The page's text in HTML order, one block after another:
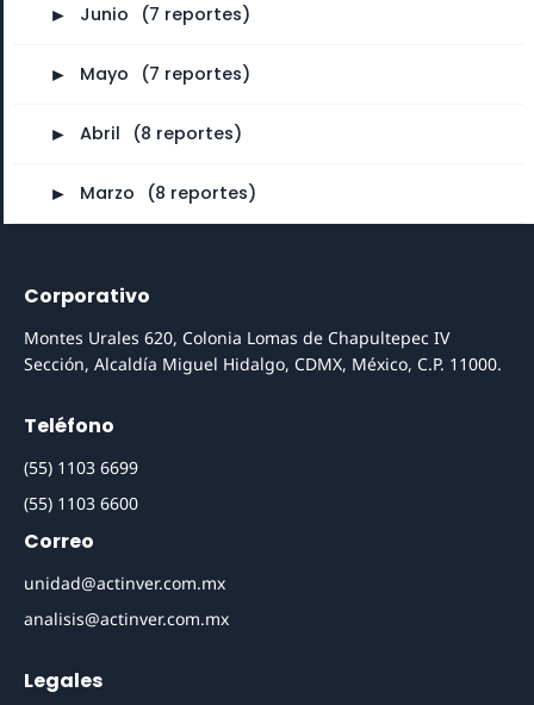
► Junio (7 reportes)
► Mayo (7 reportes)
► Abril (8 reportes)
► Marzo (8 reportes)
Corporativo
Montes Urales 620, Colonia Lomas de Chapultepec IV
Sección, Alcaldía Miguel Hidalgo, CDMX, México, C.P. 11000.
Teléfono
(55) 1103 6699
(55) 1103 6600
Correo
unidad@actinver.com.mx
analisis@actinver.com.mx
Legales